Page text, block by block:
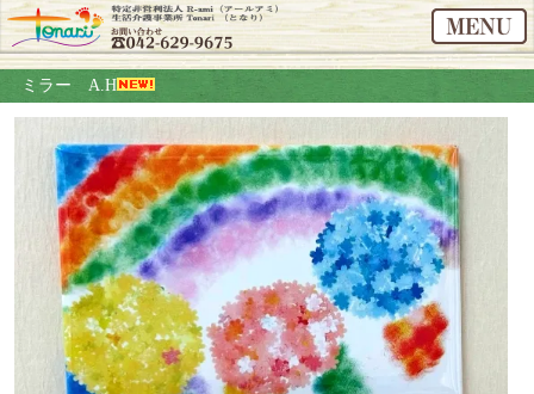
ミラー A.H